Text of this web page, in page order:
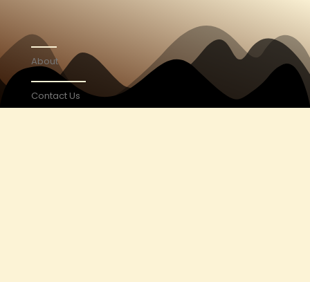
About
Contact Us